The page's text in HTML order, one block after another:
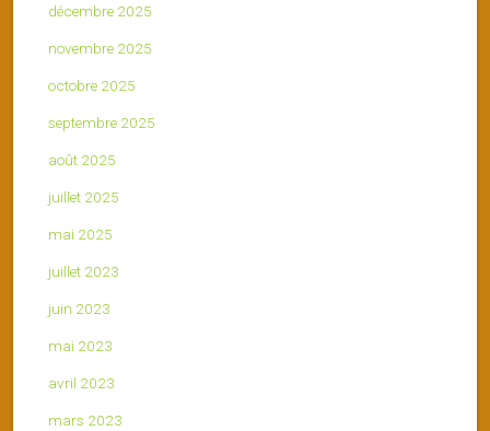
décembre 2025
novembre 2025
octobre 2025
septembre 2025
août 2025
juillet 2025
mai 2025
juillet 2023
juin 2023
mai 2023
avril 2023
mars 2023